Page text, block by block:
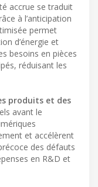
accrue se traduit
à l’anticipation
permet
d’énergie et
besoins en pièces
réduisant les
produits et des
avant le
et accélèrent
des défauts
en R&D et